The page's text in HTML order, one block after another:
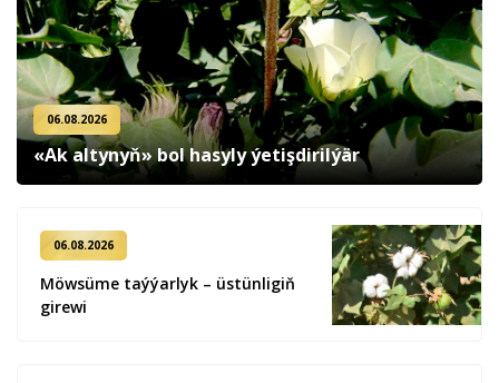
06.08.2026
«Ak altynyň» bol hasyly ýetişdirilýär
06.08.2026
Möwsüme taýýarlyk – üstünligiň
girewi